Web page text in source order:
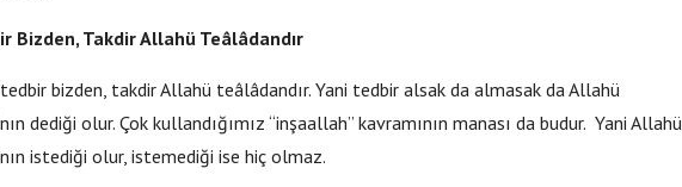
Bizden, Takdir Allahü Teâlâdandır
bizden, takdir Allahü teâlâdandır. Yani tedbir alsak da almasak da Allahü
dediği olur. Çok kullandığımız “inşaallah” kavramının manası da budur. Yani Allahü
istediği olur, istemediği ise hiç olmaz.